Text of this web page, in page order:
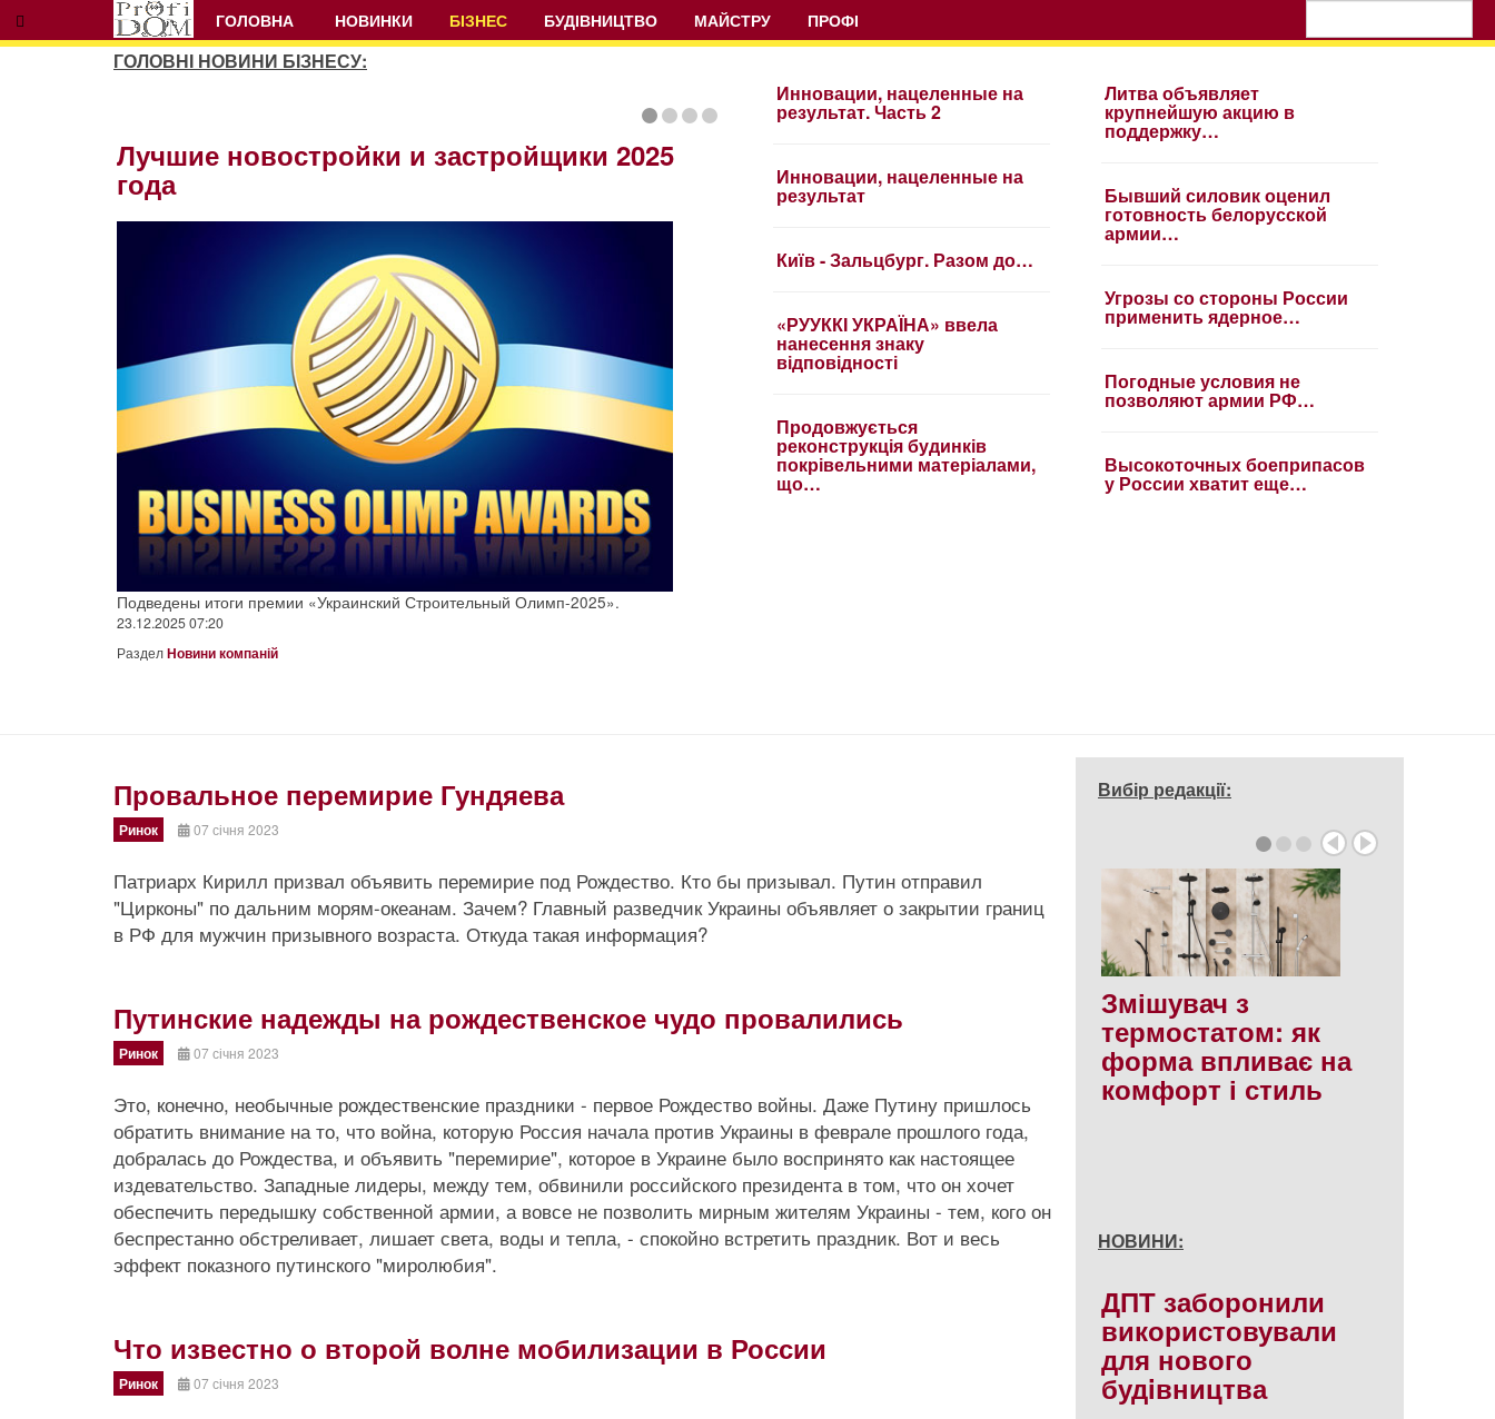
ГОЛОВНА НОВИНКИ БІЗНЕС БУДІВНИЦТВО МАЙСТРУ ПРОФІ
ГОЛОВНІ НОВИНИ БІЗНЕСУ:
Лучшие новостройки и застройщики 2025
года
Подведены итоги премии «Украинский Строительный Олимп-2025».
23.12.2025 07:20
РазделНовини компаній
Инновации, нацеленные на
результат. Часть 2
Инновации, нацеленные на
результат
Київ - Зальцбург. Разом до…
«РУУККІ УКРАЇНА» ввела
нанесення знаку
відповідності
Продовжується
реконструкція будинків
покрівельними матеріалами,
що…
Литва объявляет
крупнейшую акцию в
поддержку…
Бывший силовик оценил
готовность белорусской
армии…
Угрозы со стороны России
применить ядерное…
Погодные условия не
позволяют армии РФ…
Высокоточных боеприпасов
у России хватит еще…
Провальное перемирие Гундяева
Ринок 07 січня 2023
Патриарх Кирилл призвал объявить перемирие под Рождество. Кто бы призывал. Путин отправил
"Цирконы" по дальним морям-океанам. Зачем? Главный разведчик Украины объявляет о закрытии границ
в РФ для мужчин призывного возраста. Откуда такая информация?
Путинские надежды на рождественское чудо провалились
Ринок 07 січня 2023
Это, конечно, необычные рождественские праздники - первое Рождество войны. Даже Путину пришлось
обратить внимание на то, что война, которую Россия начала против Украины в феврале прошлого года,
добралась до Рождества, и объявить "перемирие", которое в Украине было воспринято как настоящее
издевательство. Западные лидеры, между тем, обвинили российского президента в том, что он хочет
обеспечить передышку собственной армии, а вовсе не позволить мирным жителям Украины - тем, кого он
беспрестанно обстреливает, лишает света, воды и тепла, - спокойно встретить праздник. Вот и весь
эффект показного путинского "миролюбия".
Что известно о второй волне мобилизации в России
Ринок 07 січня 2023
Вибір редакції:
PrevNext
Змішувач з
термостатом: як
форма впливає на
комфорт і стиль
НОВИНИ:
ДПТ заборонили
використовували
для нового
будiвництва